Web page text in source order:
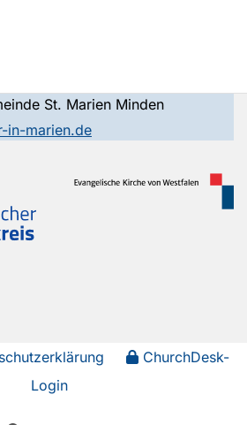
St. Marien Minden
in-marien.de
ChurchDesk-
Login